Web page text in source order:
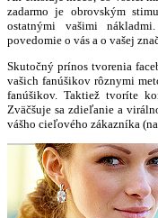
zadarmo je obrovským
ostatnými vašimi
povedomie o vás a o vašej
Skutočný prínos tvorenia
vašich fanúšikov rôznymi
fanúšikov. Taktiež tvoríte
Zväčšuje sa zdieľanie a
vášho cieľového zákazníka